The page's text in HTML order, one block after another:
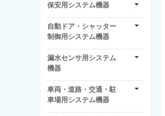
保安用システム機器
自動ドア・シャッター
制御用システム機器
漏水センサ用システム
機器
車両・道路・交通・駐
車場用システム機器